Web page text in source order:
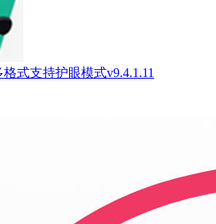
式支持护眼模式v9.4.1.11